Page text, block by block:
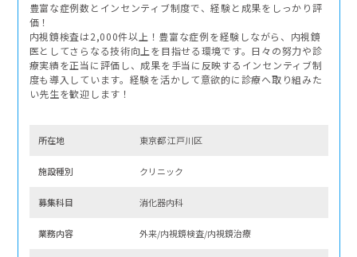
豊富な症例数とインセンティブ制度で、経験と成果をしっかり評
価！
内視鏡検査は2,000件以上！豊富な症例を経験しながら、内視鏡
医としてさらなる技術向上を目指せる環境です。日々の努力や診
療実績を正当に評価し、成果を手当に反映するインセンティブ制
度も導入しています。経験を活かして意欲的に診療へ取り組みた
い先生を歓迎します！
所在地 東京都 江戸川区
施設種別 クリニック
募集科⽬ 消化器内科
業務内容 外来/内視鏡検査/内視鏡治療